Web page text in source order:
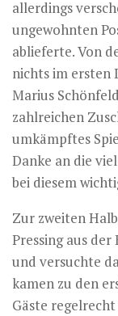
allerdings
ungewohnten
ablieferte. Von
nichts im ersten
Marius
zahlreichen
umkämpftes
Danke an die
bei diesem
Zur zweiten
Pressing aus
und versuchte
kamen zu den
Gäste